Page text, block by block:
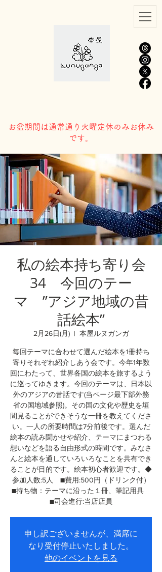
​お盆期間は通常通り火曜定休のみお休み
です。
私の絵本持ち寄り会
34 今回のテー
マ ”アジア地域の昔
話絵本”
2月26日(月)
  |
本屋ルヌガンガ
毎回テーマに合わせて選んだ絵本を1冊持ち
寄りそれぞれ紹介しあう会です。今年1年数
回にわたって、世界各国の絵本を旅するよう
に巡ってゆきます。今回のテーマは、日本以
外のアジアの昔話です(当ページ最下部外務
省の国地域参照)。その国の文化や歴史を垣
間見ることができそうな一冊を教えてくださ
い。一人の所要時間は7分前後です。選んだ
絵本の読み聞かせや紹介、テーマにまつわる
想いなどを語る自由形式の時間です。みなさ
んと絵本を通していろいろなことを共有でき
ることが目的です。絵本初心者歓迎です。◆
参加人数:5人 ■費用:500円（ドリンク付）
■持ち物：テーマに沿った１冊、筆記用具
■司会進行:当店店員
申し訳ございませんが、満席に
なり受付停止いたしました。
他のイベントを見る